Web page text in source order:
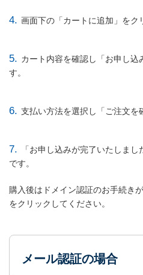
4. 画面下の「カートに追加」をク
5. カート内容を確認し「お申し込
す。
6. 支払い方法を選択し「ご注文を
7.
「お申し込みが完了いたしま
です。
購入後はドメイン認証のお手続き
をクリックしてください。
メール認証の場合